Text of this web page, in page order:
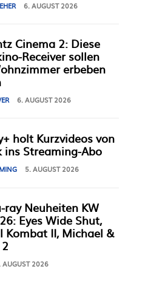
6. AUGUST 2026
Cinema 2: Diese
Receiver sollen
erbeben
6. AUGUST 2026
holt Kurzvideos von
ins Streaming-Abo
5. AUGUST 2026
ray Neuheiten KW
Eyes Wide Shut,
Kombat II, Michael &
AUGUST 2026